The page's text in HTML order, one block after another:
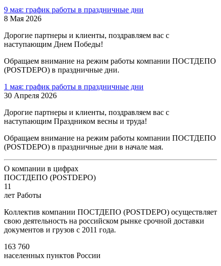
9 мая: график работы в праздничные дни
8 Мая 2026
Дорогие партнеры и клиенты, поздравляем вас с
наступающим Днем Победы!
Обращаем внимание на режим работы компании ПОСТДЕПО
(POSTDEPO) в праздничные дни.
1 мая: график работы в праздничные дни
30 Апреля 2026
Дорогие партнеры и клиенты, поздравляем вас с
наступающим Праздником весны и труда!
Обращаем внимание на режим работы компании ПОСТДЕПО
(POSTDEPO) в праздничные дни в начале мая.
О компании в цифрах
ПОСТДЕПО (POSTDEPO)
11
лет Работы
Коллектив компании ПОСТДЕПО (POSTDEPO) осуществляет
свою деятельность на российском рынке срочной доставки
документов и грузов с 2011 года.
163 760
населенных пунктов России